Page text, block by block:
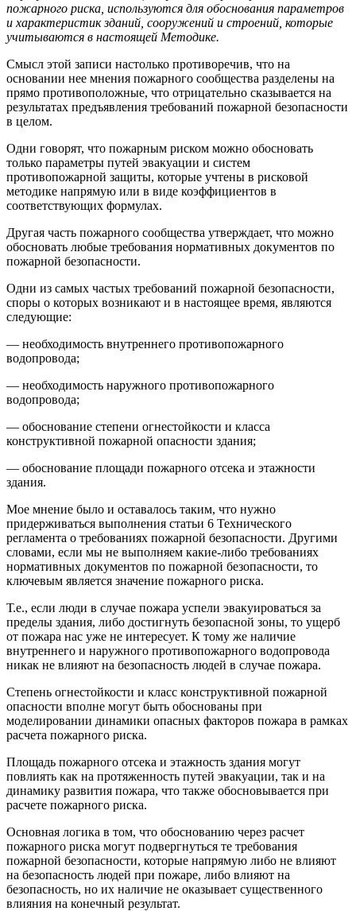
пожарного риска, используются для обоснования параметров
и характеристик зданий, сооружений и строений, которые
учитываются в настоящей Методике.
Смысл этой записи настолько противоречив, что на
основании нее мнения пожарного сообщества разделены на
прямо противоположные, что отрицательно сказывается на
результатах предъявления требований пожарной безопасности
в целом.
Одни говорят, что пожарным риском можно обосновать
только параметры путей эвакуации и систем
противопожарной защиты, которые учтены в рисковой
методике напрямую или в виде коэффициентов в
соответствующих формулах.
Другая часть пожарного сообщества утверждает, что можно
обосновать любые требования нормативных документов по
пожарной безопасности.
Одни из самых частых требований пожарной безопасности,
споры о которых возникают и в настоящее время, являются
следующие:
— необходимость внутреннего противопожарного
водопровода;
— необходимость наружного противопожарного
водопровода;
— обоснование степени огнестойкости и класса
конструктивной пожарной опасности здания;
— обоснование площади пожарного отсека и этажности
здания.
Мое мнение было и оставалось таким, что нужно
придерживаться выполнения статьи 6 Технического
регламента о требованиях пожарной безопасности. Другими
словами, если мы не выполняем какие-либо требованиях
нормативных документов по пожарной безопасности, то
ключевым является значение пожарного риска.
Т.е., если люди в случае пожара успели эвакуироваться за
пределы здания, либо достигнуть безопасной зоны, то ущерб
от пожара нас уже не интересует. К тому же наличие
внутреннего и наружного противопожарного водопровода
никак не влияют на безопасность людей в случае пожара.
Степень огнестойкости и класс конструктивной пожарной
опасности вполне могут быть обоснованы при
моделировании динамики опасных факторов пожара в рамках
расчета пожарного риска.
Площадь пожарного отсека и этажность здания могут
повлиять как на протяженность путей эвакуации, так и на
динамику развития пожара, что также обосновывается при
расчете пожарного риска.
Основная логика в том, что обоснованию через расчет
пожарного риска могут подвергнуться те требования
пожарной безопасности, которые напрямую либо не влияют
на безопасность людей при пожаре, либо влияют на
безопасность, но их наличие не оказывает существенного
влияния на конечный результат.